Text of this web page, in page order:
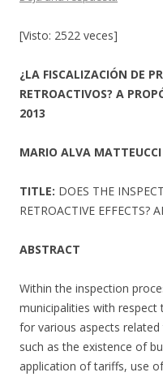
[Visto: 2522 veces]
¿LA FISCALIZACIÓN DE
RETROACTIVOS? A
2013
MARIO ALVA MATTEUCCI
TITLE: DOES THE
RETROACTIVE
ABSTRACT
Within the inspection
municipalities with
for various aspects
such as the existence of
application of tariffs, use